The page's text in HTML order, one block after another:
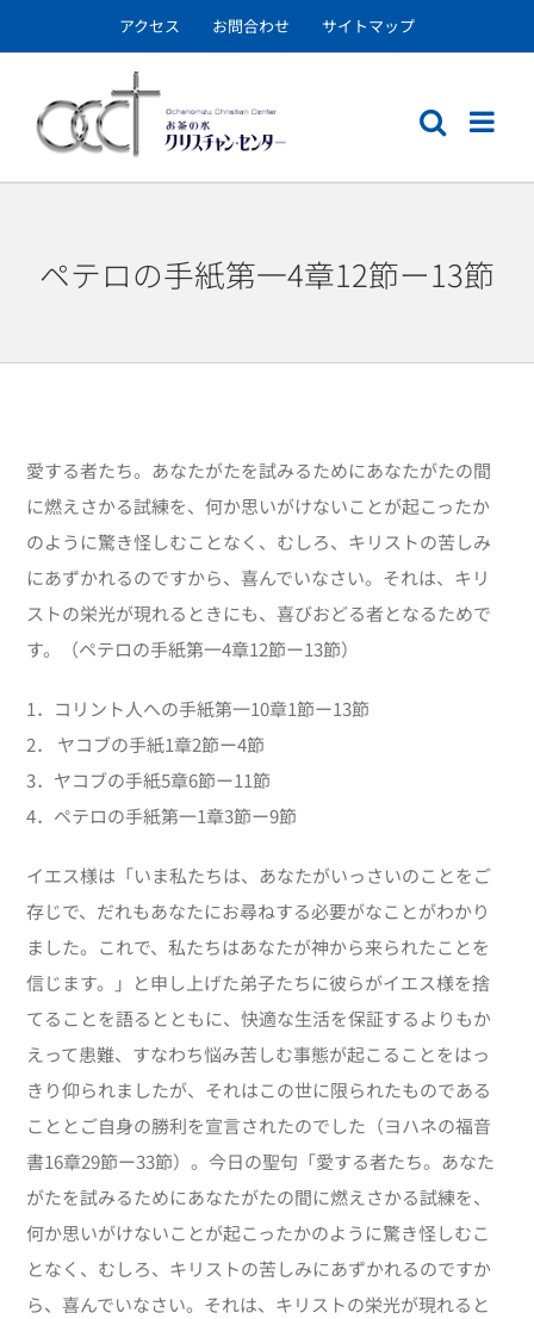
to
アクセス お問合わせ サイトマップ
ペテロの手紙第一4章12節ー13節
愛する者たち。あなたがたを試みるためにあなたがたの間
に燃えさかる試練を、何か思いがけないことが起こったか
のように驚き怪しむことなく、むしろ、キリストの苦しみ
にあずかれるのですから、喜んでいなさい。それは、キリ
ストの栄光が現れるときにも、喜びおどる者となるためで
す。（ペテロの手紙第一4章12節ー13節）
1．コリント人への手紙第一10章1節ー13節
2． ヤコブの手紙1章2節ー4節
3．ヤコブの手紙5章6節ー11節
4．ペテロの手紙第一1章3節ー9節
イエス様は「いま私たちは、あなたがいっさいのことをご
存じで、だれもあなたにお尋ねする必要がなことがわかり
ました。これで、私たちはあなたが神から来られたことを
信じます。」と申し上げた弟子たちに彼らがイエス様を捨
てることを語るとともに、快適な生活を保証するよりもか
えって患難、すなわち悩み苦しむ事態が起こることをはっ
きり仰られましたが、それはこの世に限られたものである
こととご自身の勝利を宣言されたのでした（ヨハネの福音
書16章29節ー33節）。今日の聖句「愛する者たち。あなた
がたを試みるためにあなたがたの間に燃えさかる試練を、
何か思いがけないことが起こったかのように驚き怪しむこ
となく、むしろ、キリストの苦しみにあずかれるのですか
ら、喜んでいなさい。それは、キリストの栄光が現れると